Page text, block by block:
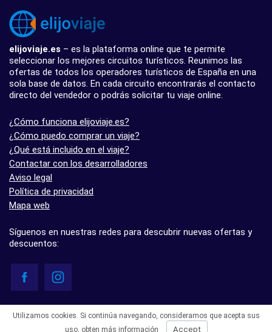
elijoviaje.es – es la plataforma online que te permite
seleccionar los mejores circuitos turísticos. Reunimos las
ofertas de todos los operadores turísticos de España en una
sola base de datos. En cada circuito encontrarás el contacto
directo del vendedor o podrás solicitar tu viaje online.
¿Cómo funciona elijoviaje.es?
¿Cómo puedo comprar un viaje?
¿Qué está incluido en el viaje?
Contactar con los desarrolladores
Aviso legal
Política de privacidad
Mapa web
Síguenos en nuestras redes para descubrir nuevas ofertas y
descuentos:
- 5.0 basado en 7 opiniones
Utilizamos cookies. Si continúa navegando, consideramos que acepta sus
uso, obten más información Accept